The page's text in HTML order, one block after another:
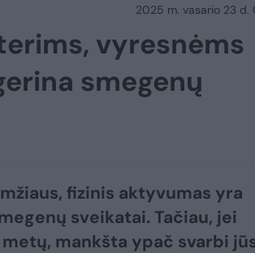
2025 m. vasario 23 d.
vyresnėms
smegenų
fizinis aktyvumas yra
sveikatai. Tačiau, jei
mankšta ypač svarbi